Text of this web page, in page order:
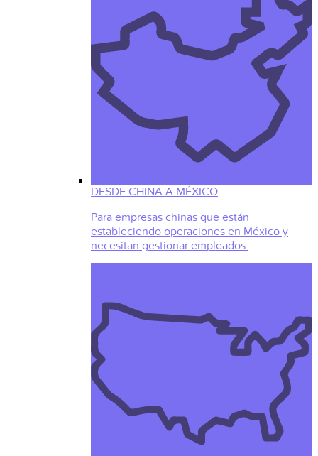
DESDE CHINA A MÉXICO
Para empresas chinas que están
estableciendo operaciones en México y
necesitan gestionar empleados.